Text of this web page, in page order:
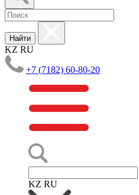
Найти
KZ RU
+7 (7182) 60-80-20
KZ RU